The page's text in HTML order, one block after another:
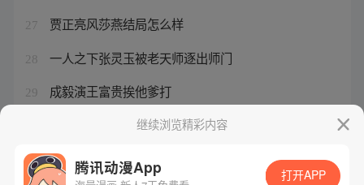
27 贾正亮风莎燕结局怎么样
28 一人之下张灵玉被老天师逐出师门
29 成毅演王富贵挨他爹打
天师斗僵尸演员表balla继续浏览精彩内容
腾讯动漫App 打开APP